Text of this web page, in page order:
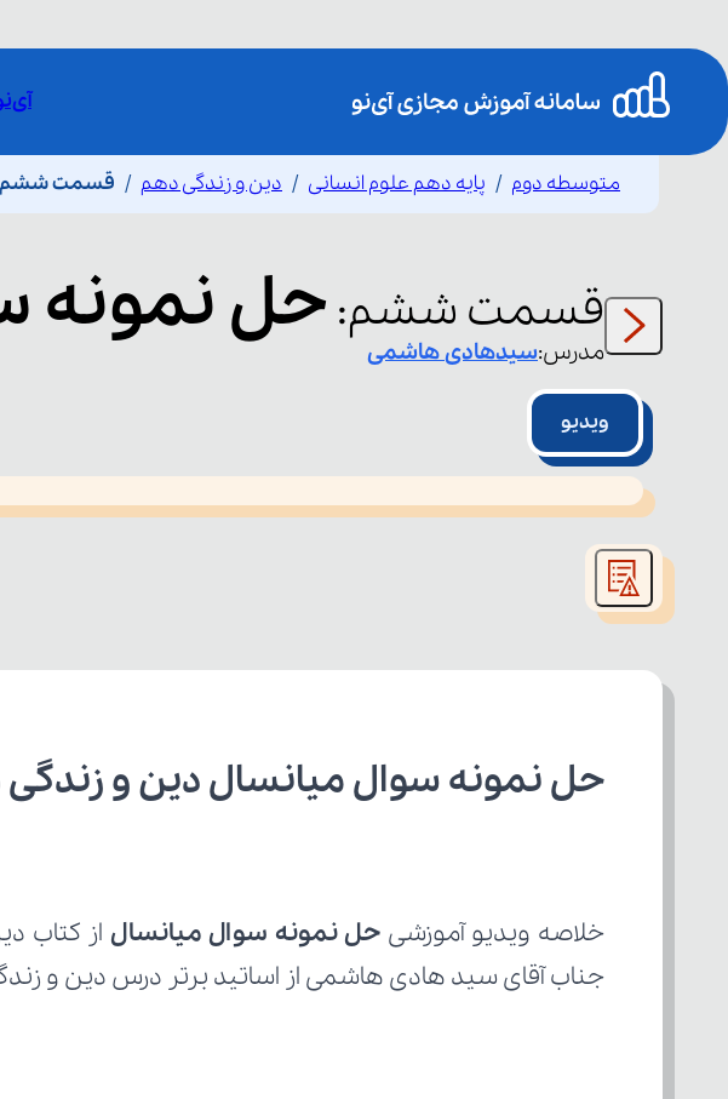
متوسطه دوم پایه دهم علوم انسانی دین و زندگی دهم قسمت ششم
قسمت ششم:حل نمونه مدرس:سیدهادیهاشمی
ویدیو
This
is
window.
حل نمونه سوال میانسال دین و
خلاصه ویدیو آموزشی حل نمونه سوال میانسال
جناب آقای سید هادی هاشمی از اساتید برتر درس دین و